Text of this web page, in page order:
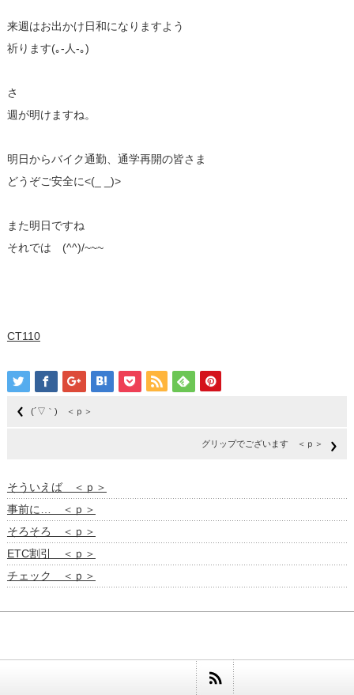
来週はお出かけ日和になりますよう
祈ります(｡-人-｡)
さ
週が明けますね。
明日からバイク通勤、通学再開の皆さま
どうぞご安全に<(_ _)>
また明日ですね
それでは (^^)/~~~
CT110
(´▽｀) ＜ｐ＞
グリップでございます ＜ｐ＞
そういえば ＜ｐ＞
事前に… ＜ｐ＞
そろそろ ＜ｐ＞
ETC割引 ＜ｐ＞
チェック ＜ｐ＞